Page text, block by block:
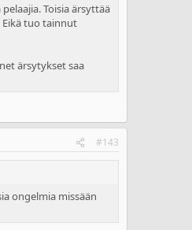
Toisia ärsyttää
Eikä tuo tainnut
ärsytykset saa
#143
ongelmia missään